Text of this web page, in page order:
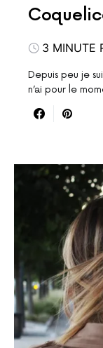
3 MINUTE
Depuis peu je
n’ai pour le